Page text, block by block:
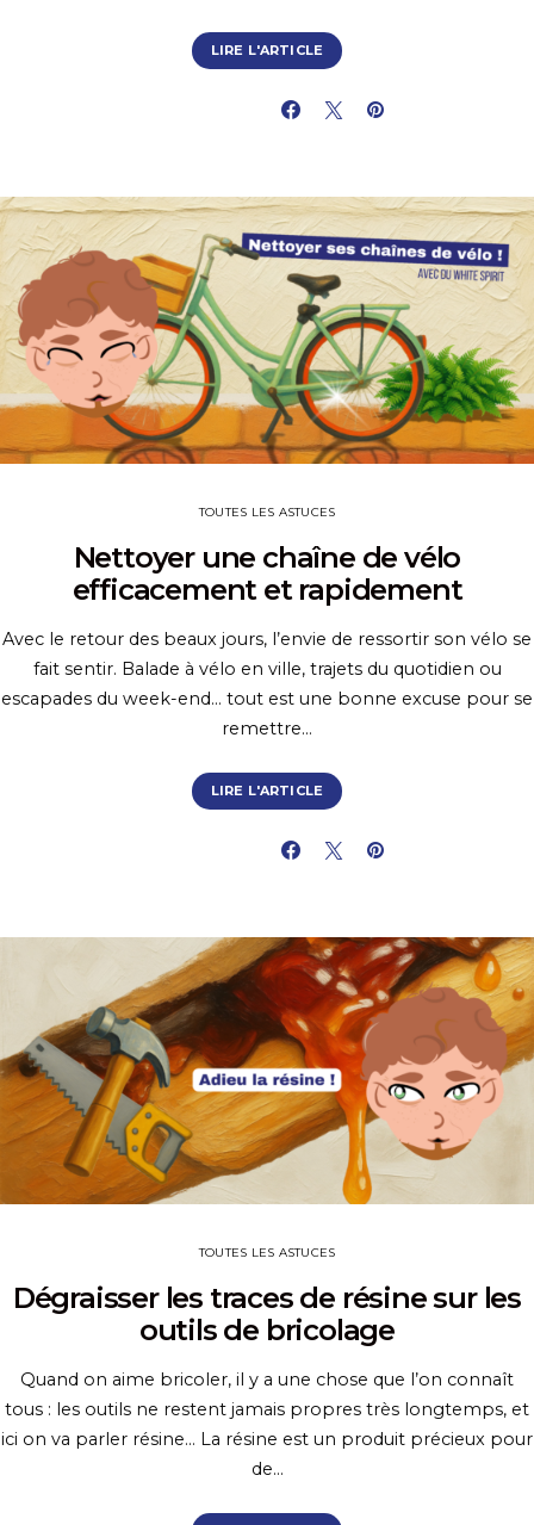
LIRE L'ARTICLE
TOUTES LES ASTUCES
Nettoyer une chaîne de vélo
efficacement et rapidement
Avec le retour des beaux jours, l’envie de ressortir son vélo se
fait sentir. Balade à vélo en ville, trajets du quotidien ou
escapades du week-end… tout est une bonne excuse pour se
remettre…
LIRE L'ARTICLE
TOUTES LES ASTUCES
Dégraisser les traces de résine sur les
outils de bricolage
Quand on aime bricoler, il y a une chose que l’on connaît
tous : les outils ne restent jamais propres très longtemps, et
ici on va parler résine… La résine est un produit précieux pour
de…